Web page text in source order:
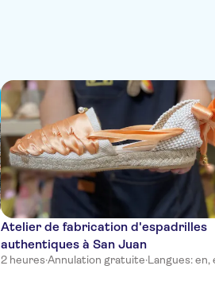
Atelier de fabrication d'espadrilles
authentiques à San Juan
2 heures·Annulation gratuite·Langues: en,